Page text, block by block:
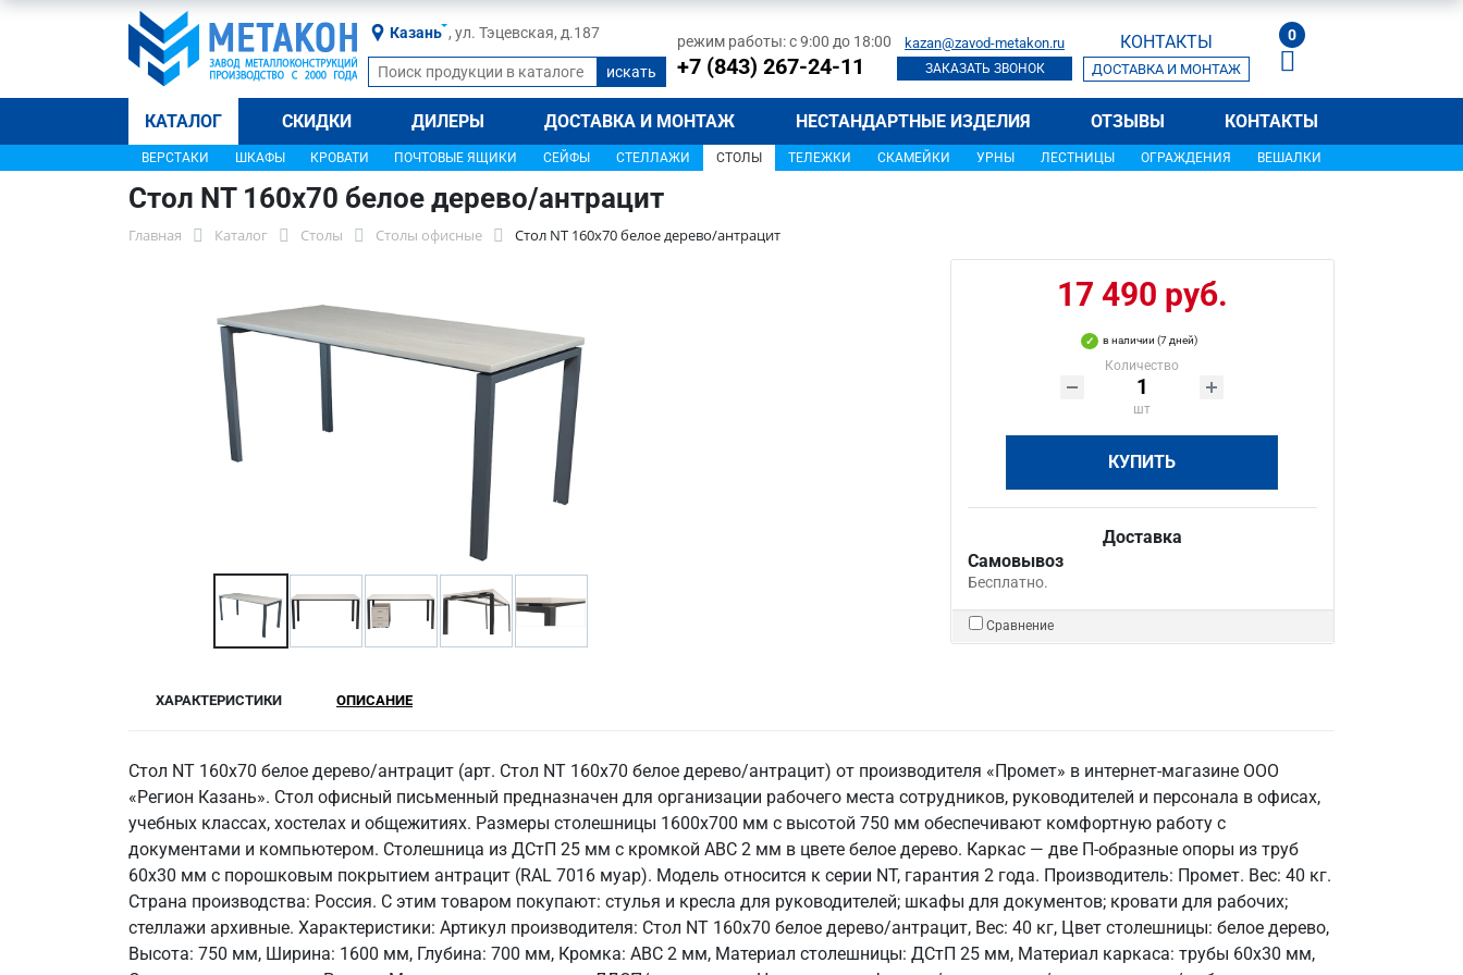
Казань , ул. Тэцевская, д.187 режим работы: с 9:00 до 18:00
+7 (843) 267-24-11
kazan@zavod-metakon.ru
ЗАКАЗАТЬ ЗВОНОК
КОНТАКТЫ
ДОСТАВКА И МОНТАЖ
0
КАТАЛОГ СКИДКИ ДИЛЕРЫ ДОСТАВКА И МОНТАЖ НЕСТАНДАРТНЫЕ ИЗДЕЛИЯ ОТЗЫВЫ КОНТАКТЫ
ВЕРСТАКИ ШКАФЫ КРОВАТИ ПОЧТОВЫЕ ЯЩИКИ СЕЙФЫ СТЕЛЛАЖИ СТОЛЫ ТЕЛЕЖКИ СКАМЕЙКИ УРНЫ ЛЕСТНИЦЫ ОГРАЖДЕНИЯ ВЕШАЛКИ
Стол NT 160x70 белое дерево/антрацит
Главная Каталог Столы Столы офисные Стол NT 160x70 белое дерево/антрацит
17 490 руб.
в наличии (7 дней)
Количество
шт
КУПИТЬ
Доставка
Самовывоз
Бесплатно.
Сравнение
ХАРАКТЕРИСТИКИ ОПИСАНИЕ
Стол NT 160x70 белое дерево/антрацит (арт. Стол NT 160x70 белое дерево/антрацит) от производителя «Промет» в интернет-магазине ООО
«Регион Казань». Стол офисный письменный предназначен для организации рабочего места сотрудников, руководителей и персонала в офисах,
учебных классах, хостелах и общежитиях. Размеры столешницы 1600х700 мм с высотой 750 мм обеспечивают комфортную работу с
документами и компьютером. Столешница из ДСтП 25 мм с кромкой ABC 2 мм в цвете белое дерево. Каркас — две П-образные опоры из труб
60х30 мм с порошковым покрытием антрацит (RAL 7016 муар). Модель относится к серии NT, гарантия 2 года. Производитель: Промет. Вес: 40 кг.
Страна производства: Россия. С этим товаром покупают: стулья и кресла для руководителей; шкафы для документов; кровати для рабочих;
стеллажи архивные. Характеристики: Артикул производителя: Стол NT 160x70 белое дерево/антрацит, Вес: 40 кг, Цвет столешницы: белое дерево,
Высота: 750 мм, Ширина: 1600 мм, Глубина: 700 мм, Кромка: ABC 2 мм, Материал столешницы: ДСтП 25 мм, Материал каркаса: трубы 60х30 мм,